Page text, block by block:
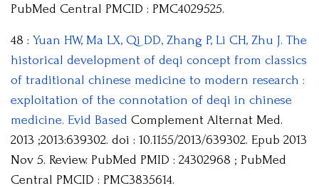
PubMed Central PMCID : PMC4029525.
48 : Yuan HW, Ma LX, Qi DD, Zhang P, Li CH, Zhu J. The
historical development of deqi concept from classics
of traditional chinese medicine to modern research :
exploitation of the connotation of deqi in chinese
medicine. Evid Based Complement Alternat Med.
2013 ;2013:639302. doi : 10.1155/2013/639302. Epub 2013
Nov 5. Review. PubMed PMID : 24302968 ; PubMed
Central PMCID : PMC3835614.